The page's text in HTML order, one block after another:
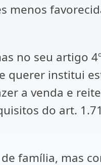
artigo 4º
institui
a venda e
do art.
mas